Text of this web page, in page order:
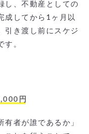
し、不動産としての
成してから1ヶ月以
引き渡し前にスケジ
す。
円
者が誰であるか」